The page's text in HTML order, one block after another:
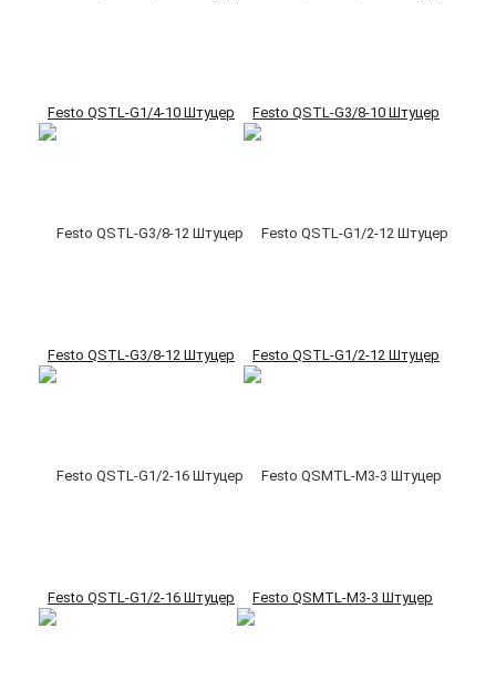
Festo QSTL-G1/4-10 Штуцер Festo QSTL-G3/8-10 Штуцер
Festo QSTL-G3/8-12 Штуцер Festo QSTL-G1/2-12 Штуцер
Festo QSTL-G1/2-16 Штуцер Festo QSMTL-M3-3 Штуцер